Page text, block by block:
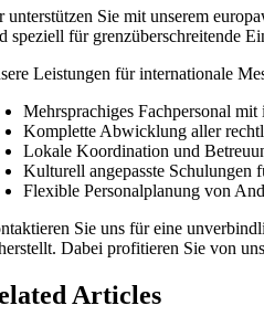
unterstützen Sie mit unserem
speziell für grenzüberschreitende
Leistungen für internationale
Mehrsprachiges Fachpersonal
Komplette Abwicklung aller
Lokale Koordination und
Kulturell angepasste Schulungen
Flexible Personalplanung von
Sie uns für eine
Dabei profitieren Sie von
Articles